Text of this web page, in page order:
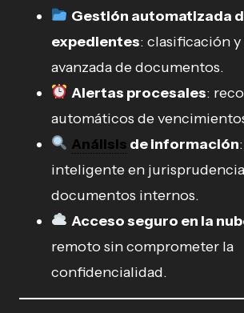
Gestión automatizada
expedientes: clasificación
avanzada de documentos.
Alertas procesales:
automáticos de
Análisis de información
inteligente en
documentos internos.
Acceso seguro en la
remoto sin comprometer la
confidencialidad.